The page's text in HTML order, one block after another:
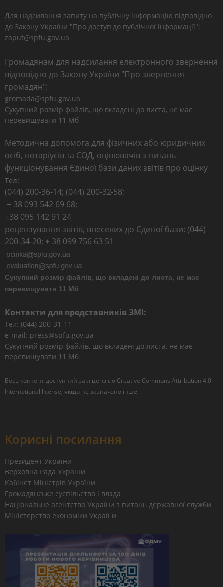
Для надсилання запиту на публічну інформацію відповідно
до Закону України "Про доступ до публічної інформації":
zaput@spfu.gov.ua
Громадянам для надсилання електронного звернення
відповідно до Закону України "Про звернення
громадян":
gromada@spfu.gov.ua
Сукупний розмір файлів, що вкладені до листа, не має
перевищувати 11 Мб
Методична допомога для фізичних або юридичних
осіб, нотаріусів та СОД, оцінювачів з питань
функціонування Єдиної бази даних звітів про оцінку
Тел:
(044) 200-36-14; (044) 200-32-58;
+ 38 093 542 69 68;
+38 095 142 91 24
рецензування звітів, внесених до Єдиної бази: (044)
200-34-20; + 38 099 756 63 51
Сукупний розмір файлів, що вкладені до листа, не має
перевищувати 11 Мб
Контакти для представників ЗМІ:
Тел: (044) 200-31-11
e-mail: press@spfu.gov.ua
Сукупний розмір файлів, що вкладені до листа, не має
перевищувати 11 Мб
Весь контент доступний за ліцензією Creative Commons Attribution 4.0
International license, якщо не зазначено інше
Корисні посилання
Президент України
Верховна Рада України
Кабінет Міністрів України
Громадянське суспільство і влада
Національне агентство України з питань державної служби
Міністерство економіки України